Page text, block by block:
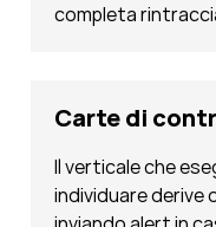
completa
Carte di
Il verticale che
individuare derive